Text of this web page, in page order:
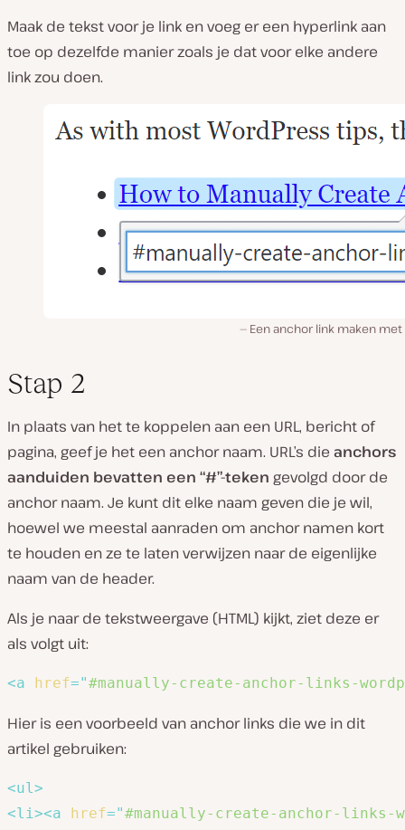
Maak de tekst voor je link en voeg er een hyperlink aan
toe op dezelfde manier zoals je dat voor elke andere
link zou doen.
Een anchor link maken met
Stap 2
In plaats van het te koppelen aan een URL, bericht of
pagina, geef je het een anchor naam. URL’s die anchors
aanduiden bevatten een “#”-teken gevolgd door de
anchor naam. Je kunt dit elke naam geven die je wil,
hoewel we meestal aanraden om anchor namen kort
te houden en ze te laten verwijzen naar de eigenlijke
naam van de header.
Als je naar de tekstweergave (HTML) kijkt, ziet deze er
als volgt uit:
<a href="#manually-create-anchor-links-
Hier is een voorbeeld van anchor links die we in dit
artikel gebruiken:
<ul>
<li><a href="#manually-create-anchor-links-